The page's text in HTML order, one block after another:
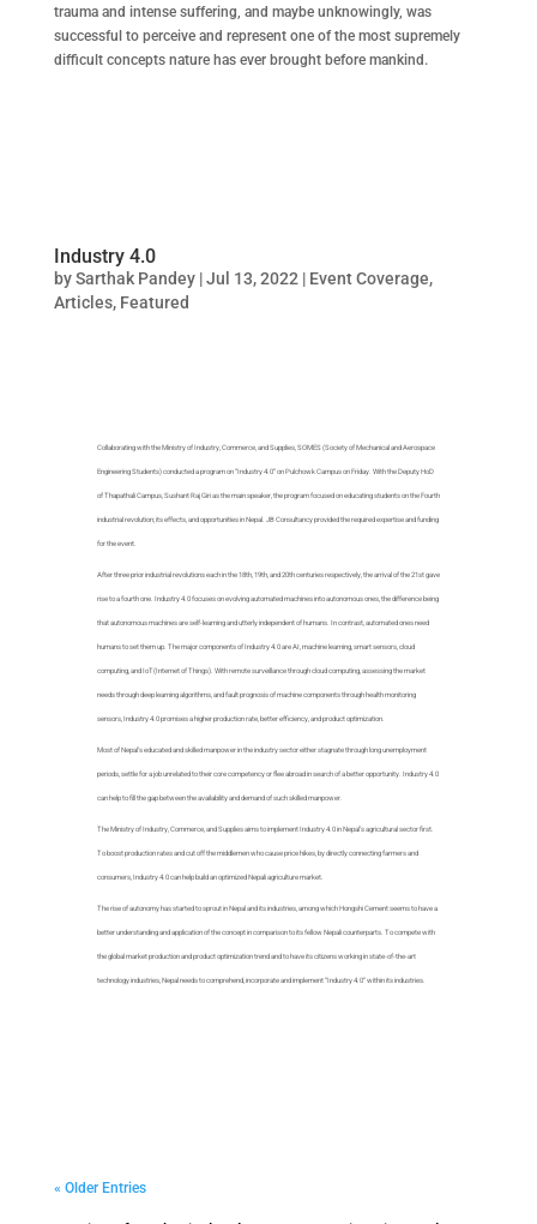
trauma and intense suffering, and maybe unknowingly, was
successful to perceive and represent one of the most supremely
difficult concepts nature has ever brought before mankind.
Industry 4.0
bySarthak Pandey|Jul 13, 2022 | Event Coverage,
Articles, Featured
Collaborating with the Ministry of Industry, Commerce, and Supplies, SOMES (Society of Mechanical and Aerospace
Engineering Students) conducted a program on “Industry 4.0” on Pulchowk Campus on Friday. With the Deputy HoD
of Thapathali Campus, Sushant Raj Giri as the main speaker, the program focused on educating students on the Fourth
industrial revolution; its effects, and opportunities in Nepal. JB Consultancy provided the required expertise and funding
for the event.
After three prior industrial revolutions each in the 18th, 19th, and 20th centuries respectively, the arrival of the 21st gave
rise to a fourth one. Industry 4.0 focuses on evolving automated machines into autonomous ones, the difference being
that autonomous machines are self-learning and utterly independent of humans. In contrast, automated ones need
humans to set them up. The major components of Industry 4.0 are AI, machine learning, smart sensors, cloud
computing, and IoT(Internet of Things). With remote surveillance through cloud computing, assessing the market
needs through deep learning algorithms, and fault prognosis of machine components through health monitoring
sensors, Industry 4.0 promises a higher production rate, better efficiency, and product optimization.
Most of Nepal’s educated and skilled manpower in the industry sector either stagnate through long unemployment
periods, settle for a job unrelated to their core competency or flee abroad in search of a better opportunity. Industry 4.0
can help to fill the gap between the availability and demand of such skilled manpower.
The Ministry of Industry, Commerce, and Supplies aims to implement Industry 4.0 in Nepal’s agricultural sector first.
To boost production rates and cut off the middlemen who cause price hikes, by directly connecting farmers and
consumers, Industry 4.0 can help build an optimized Nepali agriculture market.
The rise of autonomy has started to sprout in Nepal and its industries, among which Hongshi Cement seems to have a
better understanding and application of the concept in comparison to its fellow Nepali counterparts. To compete with
the global market production and product optimization trend and to have its citizens working in state-of-the-art
technology industries, Nepal needs to comprehend, incorporate and implement “Industry 4.0” within its industries.
« Older Entries